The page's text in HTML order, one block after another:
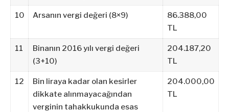
10 Arsanın vergi değeri (8×9)
86.388,00
TL
11
Binanın 2016 yılı vergi değeri
(3+10)
204.187,20
TL
12
Bin liraya kadar olan kesirler
dikkate alınmayacağından
verginin tahakkukunda esas
204.000,00
TL